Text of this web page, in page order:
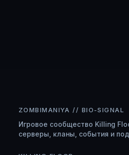
ZOMBIMANIYA // BIO-SIGNAL
Игровое сообщество Killing
серверы, кланы, события и